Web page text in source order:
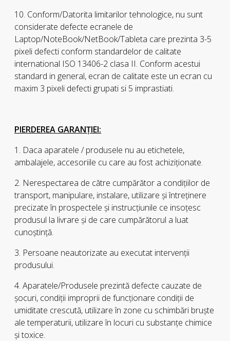
10. Conform/Datorita limitarilor tehnologice, nu sunt
considerate defecte ecranele de
Laptop/NoteBook/NetBook/Tableta care prezinta 3-5
pixeli defecti conform standardelor de calitate
international ISO 13406-2 clasa II. Conform acestui
standard in general, ecran de calitate este un ecran cu
maxim 3 pixeli defecti grupati si 5 imprastiati.
PIERDEREA GARANŢIEI:
1. Daca aparatele / produsele nu au etichetele,
ambalajele, accesoriile cu care au fost achiziţionate.
2. Nerespectarea de către cumpărător a condiţiilor de
transport, manipulare, instalare, utilizare şi întreţinere
precizate în prospectele şi instrucţiunile ce insoţesc
produsul la livrare şi de care cumpărătorul a luat
cunoştinţă.
3. Persoane neautorizate au executat intervenţii
produsului.
4. Aparatele/Produsele prezintă defecte cauzate de
şocuri, condiţii improprii de funcţionare condiţii de
umiditate crescută, utilizare în zone cu schimbări bruşte
ale temperaturii, utilizare în locuri cu substanţe chimice
şi toxice.